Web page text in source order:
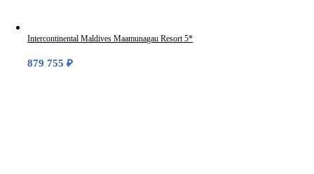
Intercontinental Maldives Maamunagau Resort 5*
879 755₽